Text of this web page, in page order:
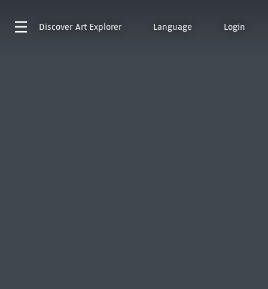
Discover Art Explorer Language Login